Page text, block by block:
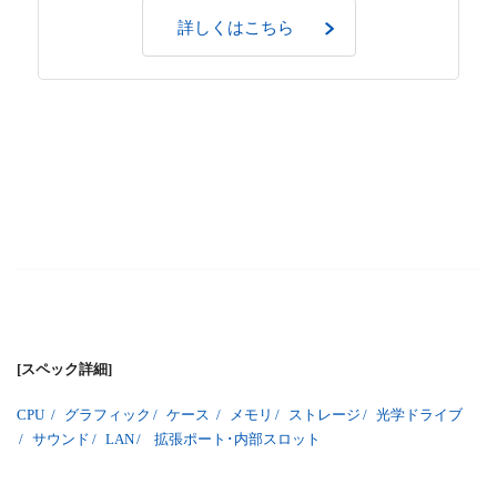
詳しくはこちら
[スペック詳細]
CPU / グラフィック / ケース / メモリ / ストレージ / 光学ドライブ
/ サウンド / LAN/ 拡張ポート･内部スロット